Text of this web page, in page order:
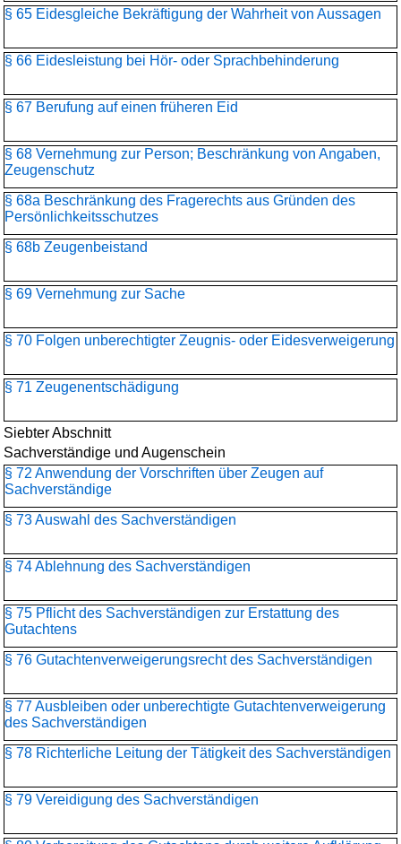
§ 65 Eidesgleiche Bekräftigung der Wahrheit von Aussagen
§ 66 Eidesleistung bei Hör- oder Sprachbehinderung
§ 67 Berufung auf einen früheren Eid
§ 68 Vernehmung zur Person; Beschränkung von Angaben,
Zeugenschutz
§ 68a Beschränkung des Fragerechts aus Gründen des
Persönlichkeitsschutzes
§ 68b Zeugenbeistand
§ 69 Vernehmung zur Sache
§ 70 Folgen unberechtigter Zeugnis- oder Eidesverweigerung
§ 71 Zeugenentschädigung
Siebter Abschnitt
Sachverständige und Augenschein
§ 72 Anwendung der Vorschriften über Zeugen auf
Sachverständige
§ 73 Auswahl des Sachverständigen
§ 74 Ablehnung des Sachverständigen
§ 75 Pflicht des Sachverständigen zur Erstattung des
Gutachtens
§ 76 Gutachtenverweigerungsrecht des Sachverständigen
§ 77 Ausbleiben oder unberechtigte Gutachtenverweigerung
des Sachverständigen
§ 78 Richterliche Leitung der Tätigkeit des Sachverständigen
§ 79 Vereidigung des Sachverständigen